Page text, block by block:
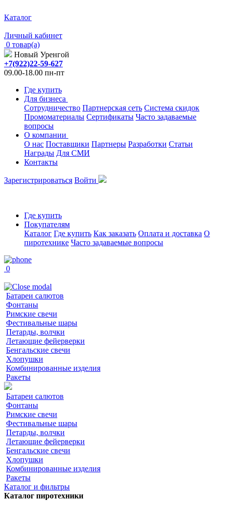
Каталог
Личный кабинет
0 товар(а)
Новый Уренгой
+7(922)22-59-627
09.00-18.00 пн-пт
Где купить
Для бизнеса
Сотрудничество Партнерская сеть Система скидок
Промоматериалы Сертификаты Часто задаваемые
вопросы
О компании
О нас Поставщики Партнеры Разработки Статьи
Награды Для СМИ
Контакты
Зарегистрироваться Войти
Где купить
Покупателям
Каталог Где купить Как заказать Оплата и доставка О
пиротехнике Часто задаваемые вопросы
0
Батареи салютов
Фонтаны
Римские свечи
Фестивальные шары
Петарды, волчки
Летающие фейерверки
Бенгальские свечи
Хлопушки
Комбинированные изделия
Ракеты
Батареи салютов
Фонтаны
Римские свечи
Фестивальные шары
Петарды, волчки
Летающие фейерверки
Бенгальские свечи
Хлопушки
Комбинированные изделия
Ракеты
Каталог и фильтры
Каталог пиротехники